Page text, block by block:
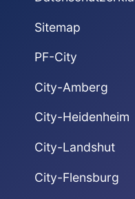
Sitemap
PF-City
City-Amberg
City-Heidenheim
City-Landshut
City-Flensburg